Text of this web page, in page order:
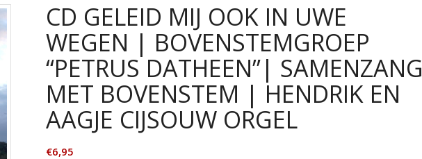
CD GELEID MIJ OOK IN UWE
WEGEN | BOVENSTEMGROEP
“PETRUS DATHEEN”| SAMENZANG
MET BOVENSTEM | HENDRIK EN
AAGJE CIJSOUW ORGEL
€6,95